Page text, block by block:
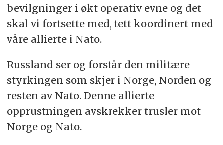
bevilgninger i økt operativ evne og det
skal vi fortsette med, tett koordinert med
våre allierte i Nato.
Russland ser og forstår den militære
styrkingen som skjer i Norge, Norden og
resten av Nato. Denne allierte
opprustningen avskrekker trusler mot
Norge og Nato.